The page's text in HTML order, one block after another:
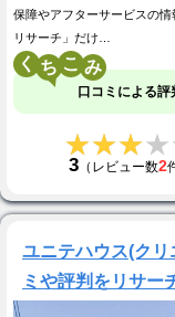
保障やアフターサービスの
リサーチ」だけ…
く こ
口コミによる評
3（レビュー数2
ユニテハウス(ク
ミや評判をリサー